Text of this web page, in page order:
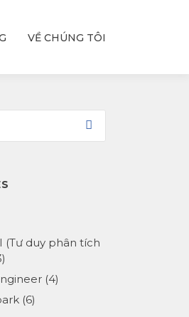
VỀ CHÚNG TÔI
(Tư duy phân tích
(4)
(6)